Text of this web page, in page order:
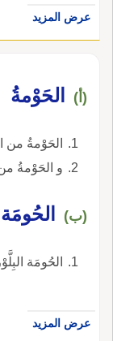
عرض المزيد
(أ) الحَوْمةُ
الحَوْمةُ من
و الحَوْمةُ
(ب) الحُومَة
الحُومَة
عرض المزيد